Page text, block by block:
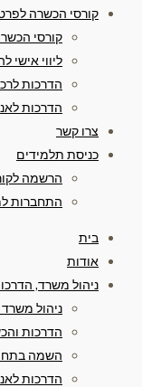
קורסי הכשרה
קורסי
ליווי
הדרכות
הדרכות
צרו קשר
כניסת תלמידים
הרשמה
התחברות
בית
אודות
ניהול משרד,
ניהול
הדרכות
השמה
הדרכות